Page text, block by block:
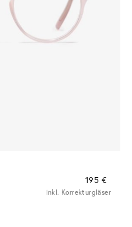
195 €
inkl. Korrekturgläser